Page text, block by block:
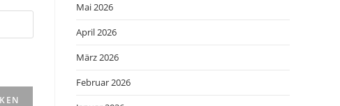
Mai 2026
April 2026
März 2026
Februar 2026